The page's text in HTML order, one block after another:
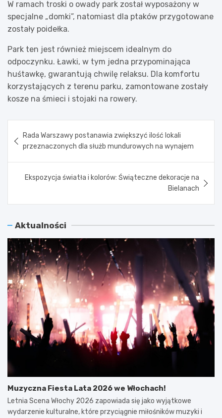
W ramach troski o owady park został wyposażony w
specjalne „domki”, natomiast dla ptaków przygotowane
zostały poidełka.
Park ten jest również miejscem idealnym do
odpoczynku. Ławki, w tym jedna przypominająca
huśtawkę, gwarantują chwilę relaksu. Dla komfortu
korzystających z terenu parku, zamontowane zostały
kosze na śmieci i stojaki na rowery.
wpisu
Rada Warszawy postanawia zwiększyć ilość lokali
przeznaczonych dla służb mundurowych na wynajem
Ekspozycja światła i kolorów: Świąteczne dekoracje na
Bielanach
Aktualności
Muzyczna Fiesta Lata 2026 we Włochach!
Letnia Scena Włochy 2026 zapowiada się jako wyjątkowe
wydarzenie kulturalne, które przyciągnie miłośników muzyki i